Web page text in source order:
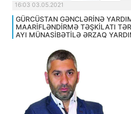
16:03 03.05.2021
GÜRCÜSTAN GƏNCLƏRİNƏ
MAARİFLƏNDİRMƏ TƏŞKİLATI
AYI MÜNASİBƏTİLƏ ƏRZAQ